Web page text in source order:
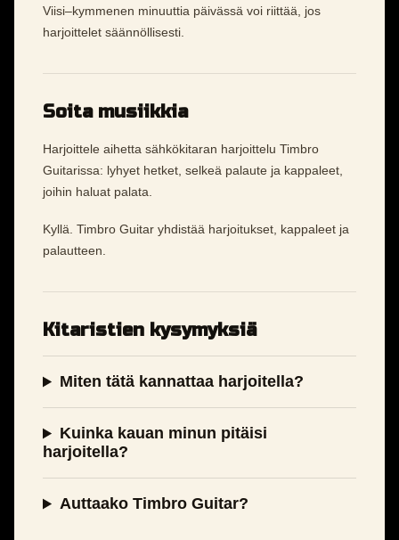
Viisi–kymmenen minuuttia päivässä voi riittää, jos
harjoittelet säännöllisesti.
Soita musiikkia
Harjoittele aihetta sähkökitaran harjoittelu Timbro
Guitarissa: lyhyet hetket, selkeä palaute ja kappaleet,
joihin haluat palata.
Kyllä. Timbro Guitar yhdistää harjoitukset, kappaleet ja
palautteen.
Kitaristien kysymyksiä
Miten tätä kannattaa harjoitella?
Kuinka kauan minun pitäisi
harjoitella?
Auttaako Timbro Guitar?